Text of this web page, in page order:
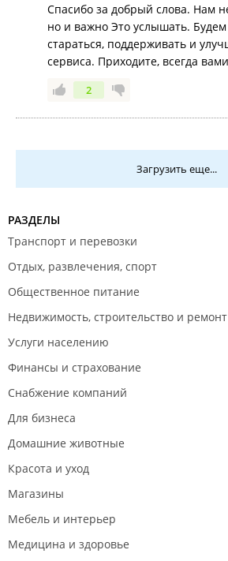
Спасибо за добрый слова. Нам
но и важно Это услышать.
стараться, поддерживать и
сервиса. Приходите, всегда
2
Загрузить еще...
РАЗДЕЛЫ
Транспорт и перевозки
Отдых, развлечения, спорт
Общественное питание
Недвижимость, строительство и ремонт
Услуги населению
Финансы и страхование
Снабжение компаний
Для бизнеса
Домашние животные
Красота и уход
Магазины
Мебель и интерьер
Медицина и здоровье